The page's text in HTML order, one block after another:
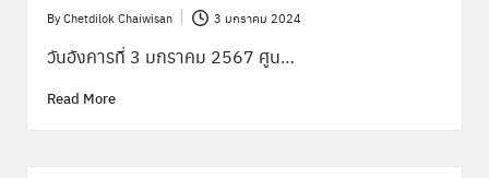
Posted
by
ByChetdilok Chaiwisan 3 มกราคม 2024
วันอังคารที่ 3 มกราคม 2567 ศูน…
Read More